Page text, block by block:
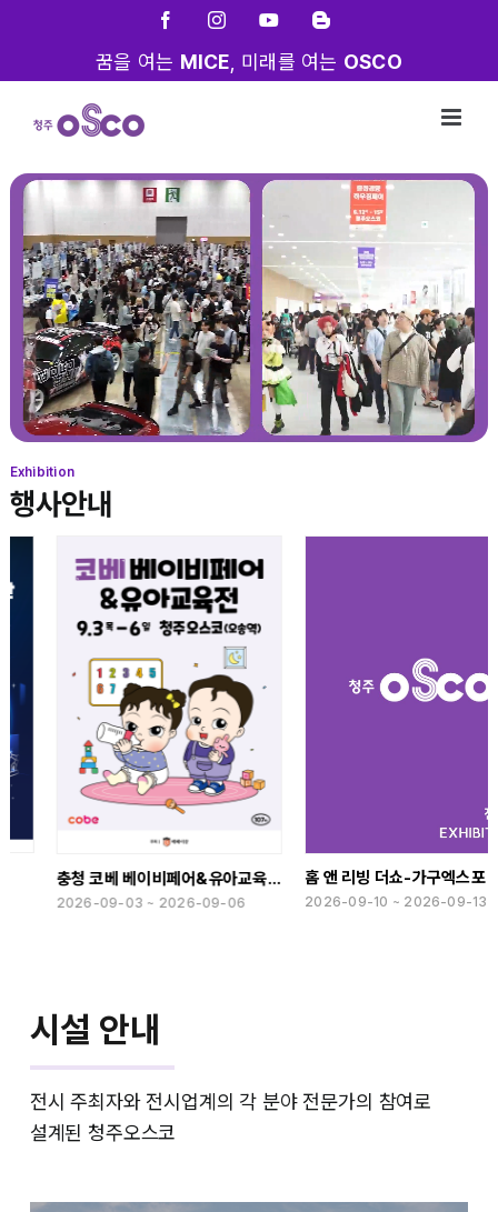
FacebookInstagramYouTubeBlogger
꿈을 여는 MICE , 미래를 여는 OSCO
Exhibition
행사안내
충청 코베 베이비페어&유아교육전(하반기)
2026-09-03 ~ 2026-09-06
홈 앤 리빙 더쇼-가구엑스포
2026-09-10 ~ 2026-09-13
시설 안내
전시 주최자와 전시업계의 각 분야 전문가의 참여로
설계된 청주오스코